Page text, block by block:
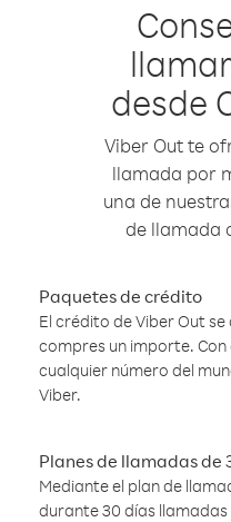
desde
Viber Out te
llamada por
una de
de llamada
Paquetes de crédito
El crédito de Viber Out
compres un importe.
cualquier número del
Viber.
Planes de llamadas de
Mediante el plan de
durante 30 días